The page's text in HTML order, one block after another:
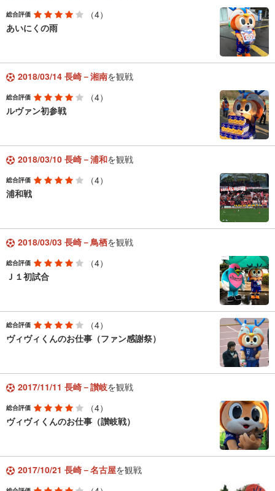
総合評価
（4）
あいにくの雨
2018/03/14 長崎－湘南を観戦
総合評価
（4）
ルヴァン初参戦
2018/03/10 長崎－浦和を観戦
総合評価
（4）
浦和戦
2018/03/03 長崎－鳥栖を観戦
総合評価
（4）
Ｊ１初試合
総合評価
（4）
ヴィヴィくんのお仕事（ファン感謝祭）
2017/11/11 長崎－讃岐を観戦
総合評価
（4）
ヴィヴィくんのお仕事（讃岐戦）
2017/10/21 長崎－名古屋を観戦